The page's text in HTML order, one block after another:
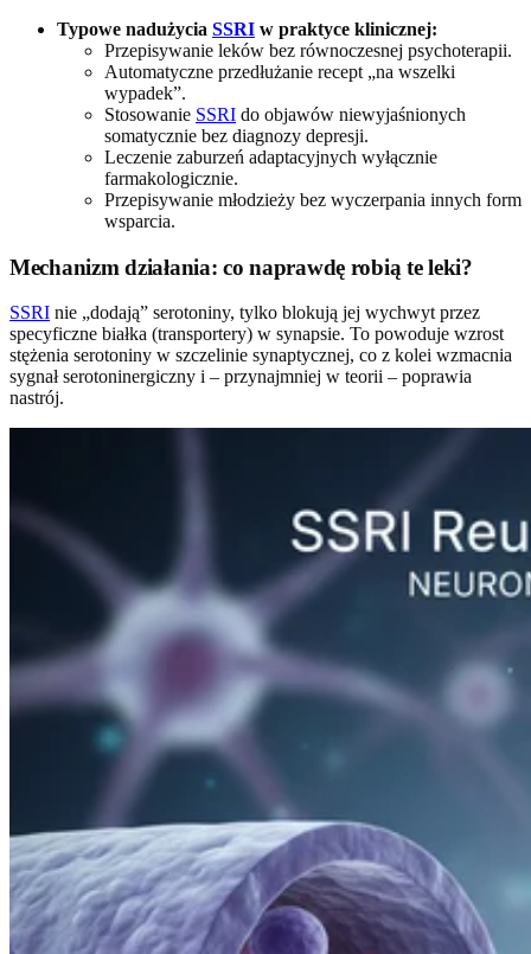
Typowe nadużycia SSRI w praktyce klinicznej:
Przepisywanie leków bez równoczesnej psychoterapii.
Automatyczne przedłużanie recept „na wszelki
wypadek”.
Stosowanie SSRI do objawów niewyjaśnionych
somatycznie bez diagnozy depresji.
Leczenie zaburzeń adaptacyjnych wyłącznie
farmakologicznie.
Przepisywanie młodzieży bez wyczerpania innych form
wsparcia.
Mechanizm działania: co naprawdę robią te leki?
SSRI nie „dodają” serotoniny, tylko blokują jej wychwyt przez
specyficzne białka (transportery) w synapsie. To powoduje wzrost
stężenia serotoniny w szczelinie synaptycznej, co z kolei wzmacnia
sygnał serotoninergiczny i – przynajmniej w teorii – poprawia
nastrój.